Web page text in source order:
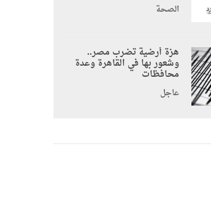
الصحة
هزة أرضية تضرب مصر..
وشعور بها في القاهرة وعدة
محافظات
عاجل